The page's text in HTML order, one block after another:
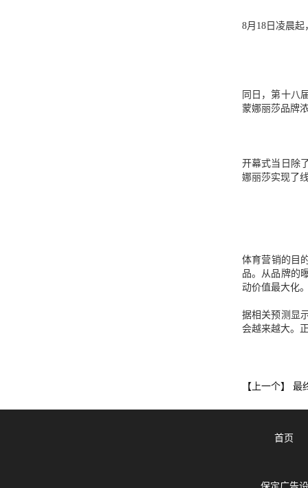
8月18日凌晨
同日，第十八
蒙娜丽莎品牌
开幕式当日除
娜丽莎实现了
体育营销的目
品。从品牌的
动价值最大化
据相关预测显
会越来越大。
【上一个】 最
首页